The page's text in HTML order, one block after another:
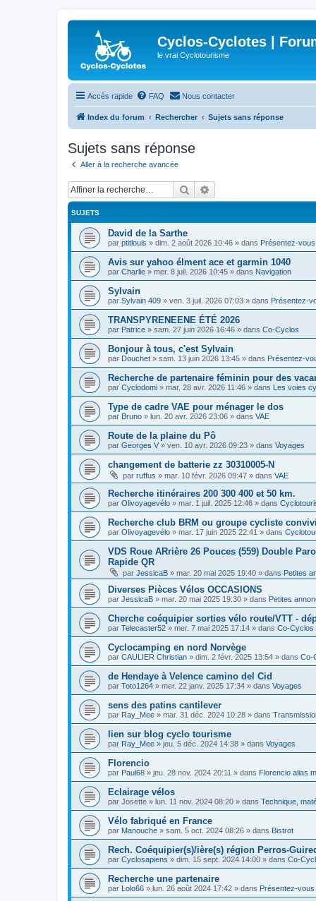
Cyclos-Cyclotes |
le vrai Cyclotourisme
Accès rapide FAQ Nous contacter
Index du forum Rechercher Sujets sans réponse
Sujets sans réponse
Aller à la recherche avancée
Rechercher
SUJETS
David de la Sarthe
par ptitlouis » dim. 2 août 2026 10:46 » dans Présentez-vous
Avis sur yahoo élment ace et garmin 1040
par Charlie » mer. 8 juil. 2026 10:45 » dans Navigation
Sylvain
par Sylvain 409 » ven. 3 juil. 2026 07:03 » dans Présentez-
TRANSPYRENEENE ÉTÉ 2026
par Patrice » sam. 27 juin 2026 16:46 » dans Co-Cyclos
Bonjour à tous, c'est Sylvain
par Douchet » sam. 13 juin 2026 13:45 » dans Présentez-
Recherche de partenaire féminin pour des
par Cyclodomi » mar. 28 avr. 2026 11:46 » dans Les voies
Type de cadre VAE pour ménager le dos
par Bruno » lun. 20 avr. 2026 23:06 » dans VAE
Route de la plaine du Pô
par Georges V » ven. 10 avr. 2026 09:23 » dans Voyages
changement de batterie zz 30310005-N
par ruffus » mar. 10 févr. 2026 09:47 » dans VAE
Recherche itinéraires 200 300 400 et 50 km.
par Olivoyagevélo » mar. 1 juil. 2025 12:46 » dans
Recherche club BRM ou groupe cycliste
par Olivoyagevélo » mar. 17 juin 2025 22:41 » dans
VDS Roue ARrière 26 Pouces (559) Double
Rapide QR
par JessicaB » mar. 20 mai 2025 19:40 » dans Petites
Diverses Pièces Vélos OCCASIONS
par JessicaB » mar. 20 mai 2025 19:30 » dans Petites
Cherche coéquipier sorties vélo route/VTT -
par Telecaster52 » mer. 7 mai 2025 17:14 » dans Co-Cyclos
Cyclocamping en nord Norvège
par CAULIER Christian » dim. 2 févr. 2025 13:54 » dans Co-
de Hendaye à Velence camino del Cid
par Toto1264 » mer. 22 janv. 2025 17:34 » dans Voyages
sens des patins cantilever
par Ray_Mee » mar. 31 déc. 2024 10:28 » dans
lien sur blog cyclo tourisme
par Ray_Mee » jeu. 5 déc. 2024 14:38 » dans Voyages
Florencio
par Paul68 » jeu. 28 nov. 2024 20:11 » dans Florencio alias
Eclairage vélos
par Josette » lun. 11 nov. 2024 08:20 » dans Technique,
Vélo fabriqué en France
par Manouche » sam. 5 oct. 2024 08:26 » dans Bistrot
Rech. Coéquipier(s)/ière(s) région Perros-
par Cyclosapiens » dim. 15 sept. 2024 14:00 » dans Co-
Recherche une partenaire
par Lolo66 » lun. 26 août 2024 17:42 » dans Présentez-vous